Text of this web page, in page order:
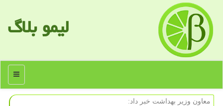
لیمو بلاگ
منو
معاون وزیر بهداشت خبر داد: